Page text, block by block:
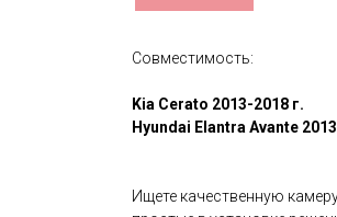
Совместимость:
Kia Cerato 2013-2018 г.
Hyundai Elantra Avante
Ищете качественную